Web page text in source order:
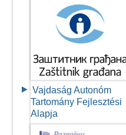
Vajdaság Autonóm
Tartomány Fejlesztési
Alapja